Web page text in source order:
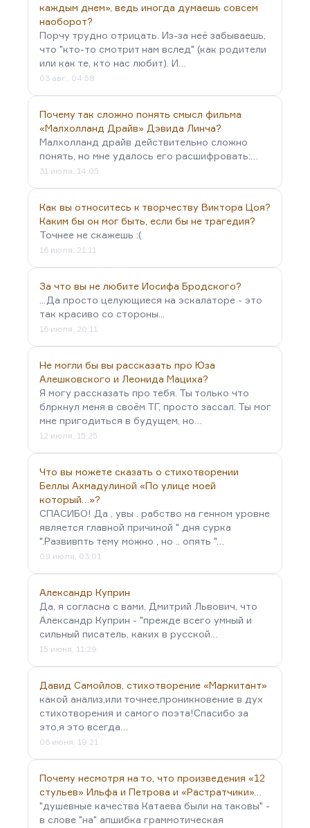
каждым днем», ведь иногда думаешь совсем
наоборот?
Порчу трудно отрицать. Из-за неё забываешь,
что "кто-то смотрит нам вслед" (как родители
или как те, кто нас любит). И…
03 авг., 04:58
Почему так сложно понять смысл фильма
«Малхолланд Драйв» Дэвида Линча?
Малхолланд драйв действительно сложно
понять, но мне удалось его расшифровать:…
31 июля, 14:05
Как вы относитесь к творчеству Виктора Цоя?
Каким бы он мог быть, если бы не трагедия?
Точнее не скажешь :(
16 июля, 21:11
За что вы не любите Иосифа Бродского?
...Да просто целующиеся на эскалаторе - это
так красиво со стороны...
16 июля, 20:11
Не могли бы вы рассказать про Юза
Алешковского и Леонида Мациха?
Я могу рассказать про тебя. Ты только что
блркнул меня в своём ТГ, просто зассал. Ты мог
мне пригодиться в будущем, но…
12 июля, 15:25
Что вы можете сказать о стихотворении
Беллы Ахмадулиной «По улице моей
который…»?
СПАСИБО! Да , увы . рабство на генном уровне
является главной причиной " дня сурка
".Развивпть тему можно , но .. опять "…
09 июля, 03:01
Александр Куприн
Да, я согласна с вами, Дмитрий Львович, что
Александр Куприн - "прежде всего умный и
сильный писатель, каких в русской…
15 июня, 11:29
Давид Самойлов, стихотворение «Маркитант»
какой анализ,или точнее,проникновение в дух
стихотворения и самого поэта!Спасибо за
это,я это всегда…
06 июня, 19:21
Почему несмотря на то, что произведения «12
стульев» Ильфа и Петрова и «Растратчики»…
"душевные качества Катаева были на таковы" -
в слове "на" апшибка граммотическая